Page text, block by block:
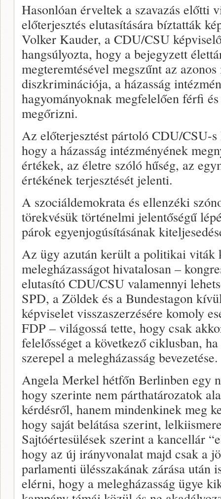
Hasonlóan érveltek a szavazás előtti
előterjesztés elutasítására bíztatták
Volker Kauder, a CDU/CSU
hangsúlyozta, hogy a bejegyzett
megteremtésével megszűnt az
diszkriminációja, a házasság
hagyományoknak megfelelően férfi
megőrizni.
Az előterjesztést pártoló CDU/CSU-
hogy a házasság intézményének
értékek, az életre szóló hűség, az
értékének terjesztését jelenti.
A szociáldemokrata és ellenzéki
törekvésük történelmi jelentőségű
párok egyenjogúsításának
Az ügy azután került a politikai viták
melegházasságot hivatalosan –
elutasító CDU/CSU valamennyi
SPD, a Zöldek és a Bundestagon
képviselet visszaszerzésére komoly
FDP – világossá tette, hogy csak
felelősséget a következő ciklusban,
szerepel a melegházasság bevezetése.
Angela Merkel hétfőn Berlinben egy
hogy szerinte nem párthatározatok
kérdésről, hanem mindenkinek meg
hogy saját belátása szerint,
Sajtóértesülések szerint a kancellár
hogy az új irányvonalat majd csak a
parlamenti ülésszakának zárása után
elérni, hogy a melegházasság ügye